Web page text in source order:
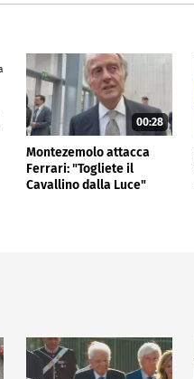
00:28
Montezemolo attacca
Ferrari: "Togliete il
Cavallino dalla Luce"